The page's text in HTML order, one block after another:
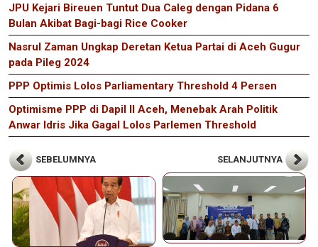
JPU Kejari Bireuen Tuntut Dua Caleg dengan Pidana 6
Bulan Akibat Bagi-bagi Rice Cooker
Nasrul Zaman Ungkap Deretan Ketua Partai di Aceh Gugur
pada Pileg 2024
PPP Optimis Lolos Parliamentary Threshold 4 Persen
Optimisme PPP di Dapil II Aceh, Menebak Arah Politik
Anwar Idris Jika Gagal Lolos Parlemen Threshold
SEBELUMNYA SELANJUTNYA